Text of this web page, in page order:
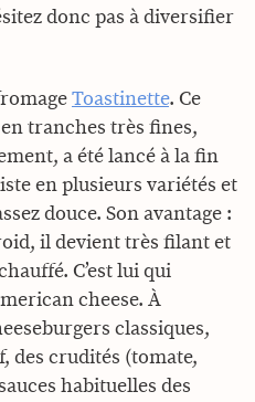
donc pas à diversifier
Toastinette. Ce
tranches très fines,
a été lancé à la fin
en plusieurs variétés et
douce. Son avantage :
il devient très filant et
C’est lui qui
cheese. À
classiques,
des crudités (tomate,
habituelles des